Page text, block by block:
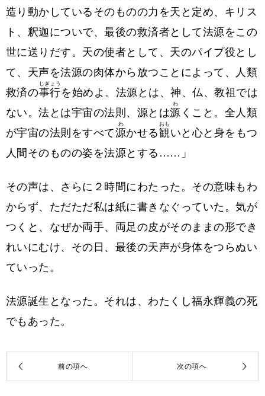
造り動かしているそのものの力を天と定め、キリス
ト、釈迦についで、最後の救済者として法源をこの
世に送りだす。天の使者として、天のパイプ役とし
て、天声を法源の肉体から放つことによって、人類
救済の事行
じぎょう
を始めよ。法源とは、神、仏、教祖では
ない。法とは宇宙の法則、源とは源
わ
くこと。全人類
が宇宙の法則をすべて源
わ
かせる観
おも
いと心と身をもつ
人間そのものの姿を法源とする……」
その声は、さらに２時間にわたった。その意味もわ
からず、ただただ私は紙に書きなぐっていた。気が
つくと、なぜか両手、両足の皮がそのままの形でき
れいにむけ、その日、最後の天声が身体をつらぬい
ていった。
法源誕生となった。それは、わたくし福永輝義の死
でもあった。